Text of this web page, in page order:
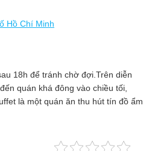
Hồ Chí Minh
18h để tránh chờ đợi.Trên diễn
quán khá đông vào chiều tối,
là một quán ăn thu hút tín đồ ẩm